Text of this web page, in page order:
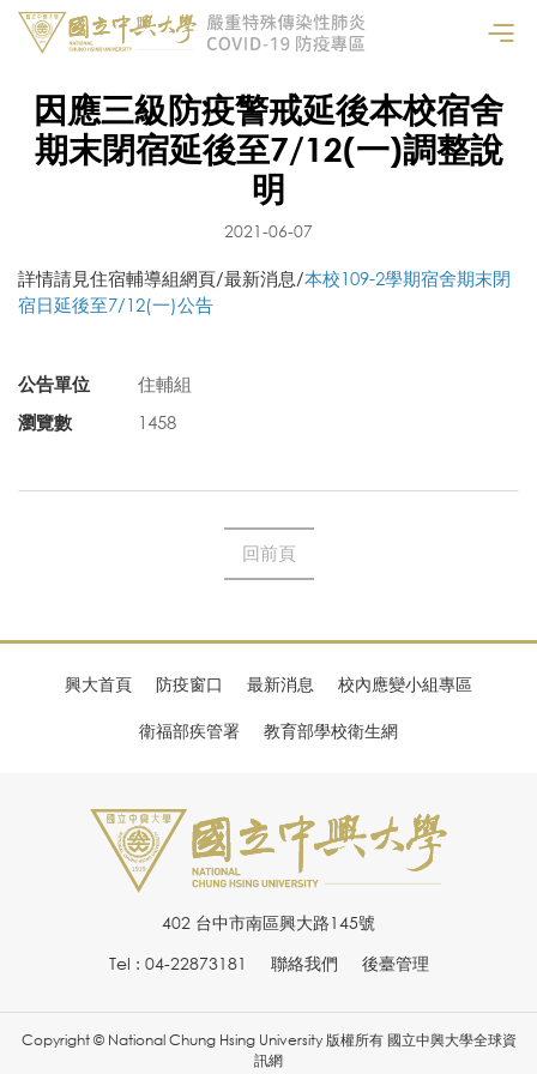
因應三級防疫警戒延後本校宿舍
期末閉宿延後至7/12(一)調整說
明
2021-06-07
詳情請見住宿輔導組網頁/最新消息/本校109-2學期宿舍期末閉
宿日延後至7/12(一)公告
公告單位
住輔組
瀏覽數
1458
回前頁
興大首頁 防疫窗口 最新消息 校內應變小組專區
衛福部疾管署 教育部學校衛生網
402 台中市南區興大路145號
Tel : 04-22873181
聯絡我們 後臺管理
Copyright © National Chung Hsing University 版權所有 國立中興大學全球資
訊網